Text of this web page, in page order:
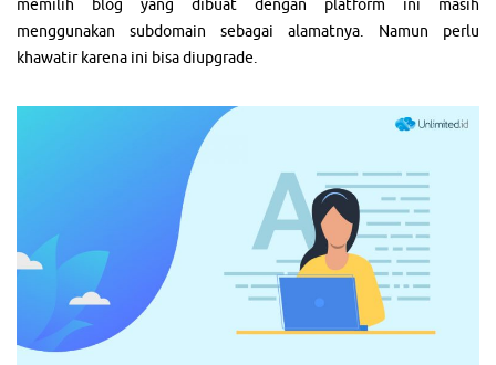
memilih blog yang dibuat dengan platform ini masih
menggunakan subdomain sebagai alamatnya. Namun perlu
khawatir karena ini bisa diupgrade.